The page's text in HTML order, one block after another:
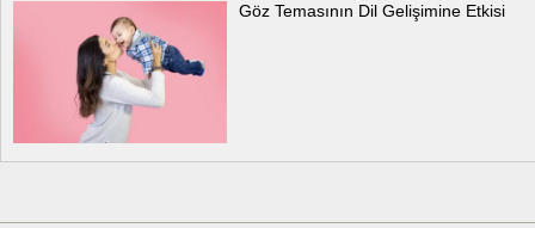
Göz Temasının Dil Gelişimine Etkisi